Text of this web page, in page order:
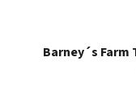
Barney´s